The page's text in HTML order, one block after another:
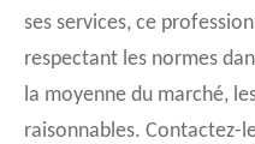
ses services, ce
respectant les normes
la moyenne du marché,
raisonnables. Contactez-